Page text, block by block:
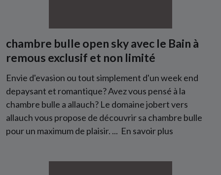
chambre bulle open sky avec le Bain à
remous exclusif et non limité
Envie d'evasion ou tout simplement d'un week end
depaysant et romantique? Avez vous pensé à la
chambre bulle a allauch? Le domaine jobert vers
allauch vous propose de découvrir sa chambre bulle
pour un maximum de plaisir. ... En savoir plus